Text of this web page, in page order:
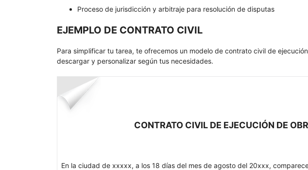
Proceso de jurisdicción y arbitraje para resolución de disputas
EJEMPLO DE CONTRATO CIVIL
Para simplificar tu tarea, te ofrecemos un modelo de contrato civil de
descargar y personalizar según tus necesidades.
CONTRATO CIVIL DE EJECUCIÓN DE
En la ciudad de xxxxx, a los 18 días del mes de agosto del 20xxx,